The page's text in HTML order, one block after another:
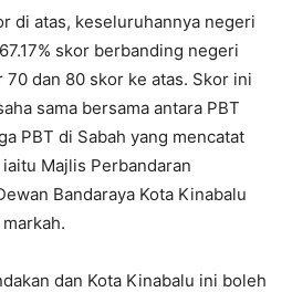
di atas, keseluruhannya negeri
skor berbanding negeri
70 dan 80 skor ke atas. Skor ini
sama bersama antara PBT
PBT di Sabah yang mencatat
Majlis Perbandaran
Bandaraya Kota Kinabalu
dan Kota Kinabalu ini boleh